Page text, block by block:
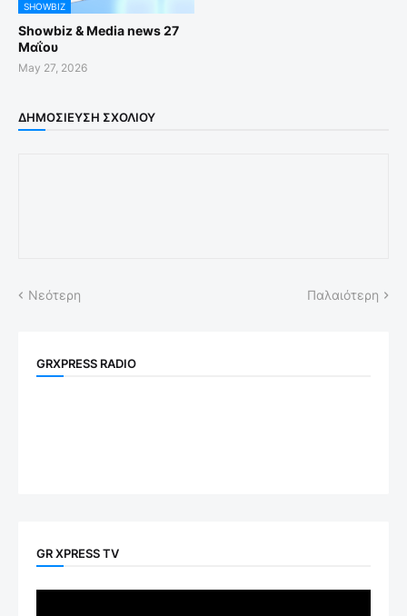
SHOWBIZ
Showbiz & Media news 27
Μαΐου
May 27, 2026
ΔΗΜΟΣΊΕΥΣΗ ΣΧΟΛΊΟΥ
Νεότερη Παλαιότερη
GRXPRESS RADIO
GR XPRESS TV